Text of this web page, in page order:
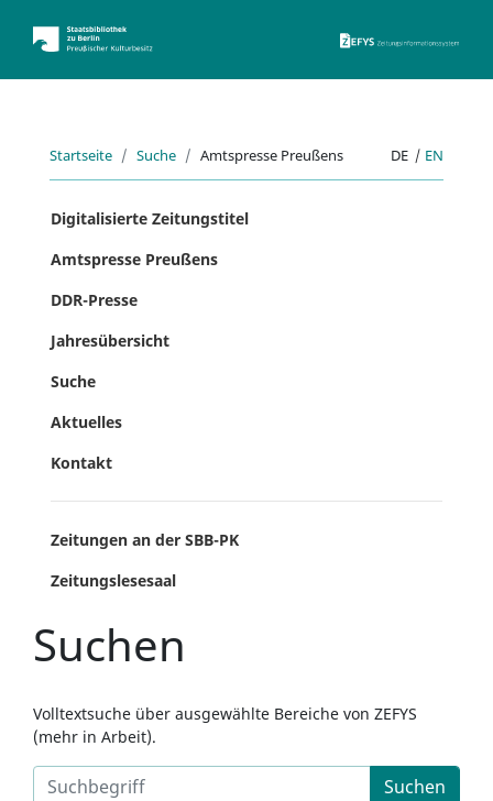
Startseite Suche Amtspresse Preußens DE | EN
Digitalisierte Zeitungstitel
Amtspresse Preußens
DDR-Presse
Jahresübersicht
Suche
Aktuelles
Kontakt
Zeitungen an der SBB-PK
Zeitungslesesaal
Suchen
Volltextsuche über ausgewählte Bereiche von ZEFYS
(mehr in Arbeit).
Suchen